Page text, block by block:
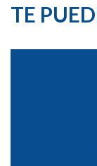
TE